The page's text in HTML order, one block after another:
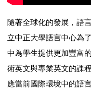
隨著全球化的發展，語
立中正大學語言中心為
中為學生提供更加豐富
術英文與專業英文的課
應當前國際環境中的語言